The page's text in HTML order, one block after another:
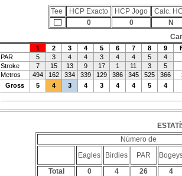
Tee HCP Exacto HCP Jogo
Calc.
0
0
N
1 2 3 4 5 6 7 8 9
PAR
5 3 4 4 3 4 4 5
4
Stroke
7 15 13 9 17 1 11 3
5
Metros
494 162 334 339 129 386 345 525 366
Gross
5 4 3 4 3 4 4 5 4
Número de
Eagles
Birdies PAR
Total
0 4 26
4